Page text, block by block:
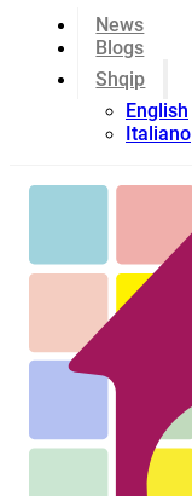
News
Blogs
Shqip
English
Italiano